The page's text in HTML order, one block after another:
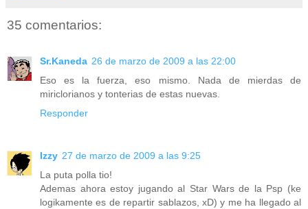
35 comentarios:
Sr.Kaneda 26 de marzo de 2009 a las 22:00
Eso es la fuerza, eso mismo. Nada de mierdas de
miriclorianos y tonterias de estas nuevas.
Responder
Izzy 27 de marzo de 2009 a las 9:25
La puta polla tio!
Ademas ahora estoy jugando al Star Wars de la Psp (ke
logikamente es de repartir sablazos, xD) y me ha llegado al